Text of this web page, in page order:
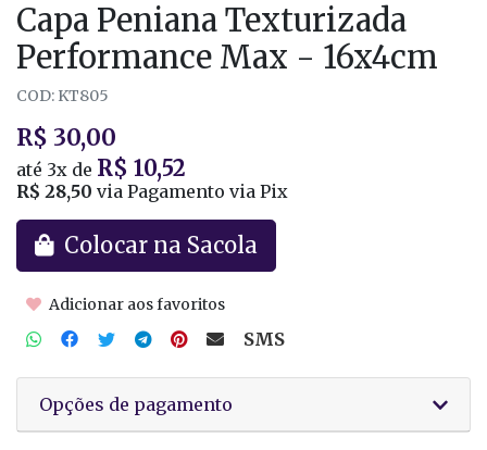
Capa Peniana Texturizada
Performance Max - 16x4cm
COD: KT805
R$ 30,00
até 3x de R$ 10,52
R$ 28,50 via Pagamento via Pix
Colocar na Sacola
Adicionar aos favoritos
SMS
Opções de pagamento